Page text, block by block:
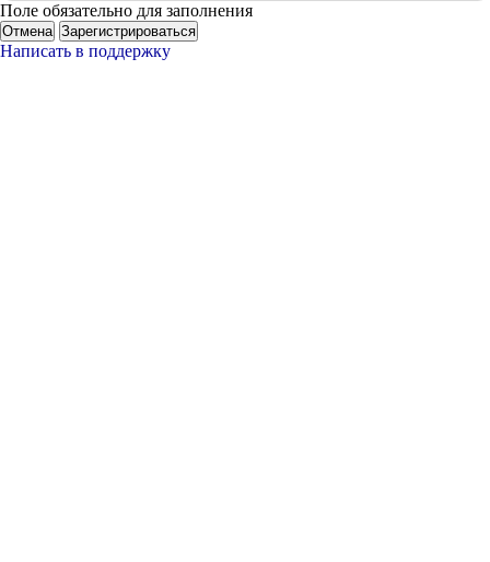
Поле обязательно для заполнения
Отмена Зарегистрироваться
Написать в поддержку